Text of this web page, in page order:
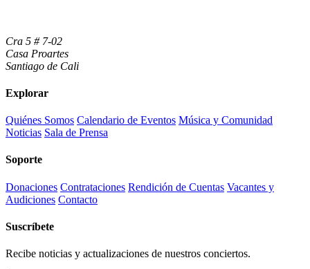
Cra 5 # 7-02
Casa Proartes
Santiago de Cali
Explorar
Quiénes Somos Calendario de Eventos Música y Comunidad
Noticias Sala de Prensa
Soporte
Donaciones Contrataciones Rendición de Cuentas Vacantes y
Audiciones Contacto
Suscríbete
Recibe noticias y actualizaciones de nuestros conciertos.